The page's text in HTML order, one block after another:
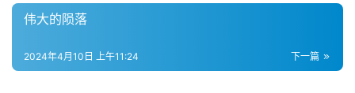
主
题
伟大的陨落
下一篇
2024年4月10日 上午11:24